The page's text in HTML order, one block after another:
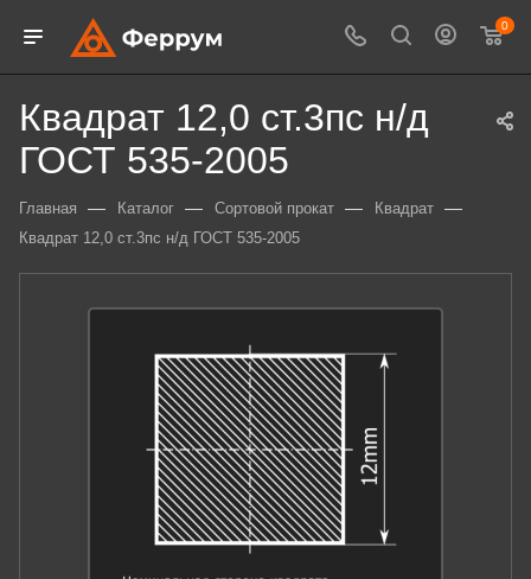
0
Квадрат 12,0 ст.3пс н/д
ГОСТ 535-2005
Главная — Каталог — Сортовой прокат — Квадрат —
Квадрат 12,0 ст.3пс н/д ГОСТ 535-2005